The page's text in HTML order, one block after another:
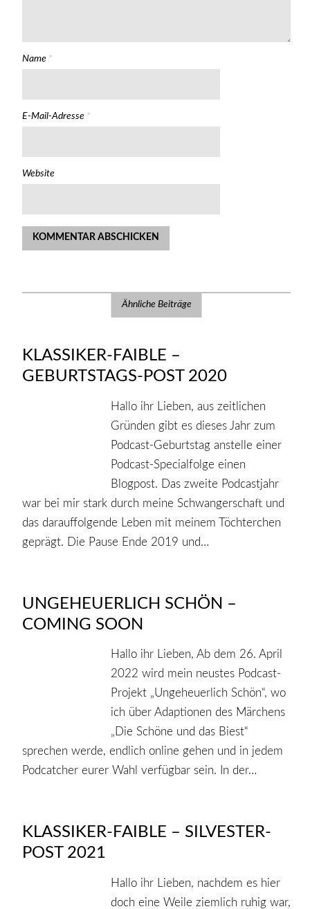
Name *
E-Mail-Adresse *
Website
Ähnliche Beiträge
KLASSIKER-FAIBLE –
GEBURTSTAGS-POST 2020
Hallo ihr Lieben, aus zeitlichen
Gründen gibt es dieses Jahr zum
Podcast-Geburtstag anstelle einer
Podcast-Specialfolge einen
Blogpost. Das zweite Podcastjahr
war bei mir stark durch meine Schwangerschaft und
das darauffolgende Leben mit meinem Töchterchen
geprägt. Die Pause Ende 2019 und…
UNGEHEUERLICH SCHÖN –
COMING SOON
Hallo ihr Lieben, Ab dem 26. April
2022 wird mein neustes Podcast-
Projekt „Ungeheuerlich Schön“, wo
ich über Adaptionen des Märchens
„Die Schöne und das Biest“
sprechen werde, endlich online gehen und in jedem
Podcatcher eurer Wahl verfügbar sein. In der…
KLASSIKER-FAIBLE – SILVESTER-
POST 2021
Hallo ihr Lieben, nachdem es hier
doch eine Weile ziemlich ruhig war,